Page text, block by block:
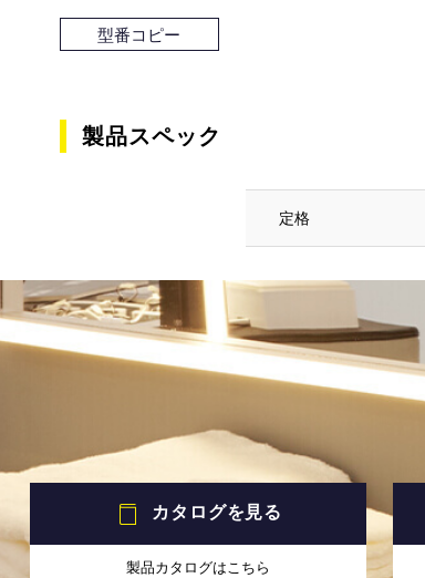
型番コピー
製品スペック
定格
カタログを見る
製品カタログはこちら